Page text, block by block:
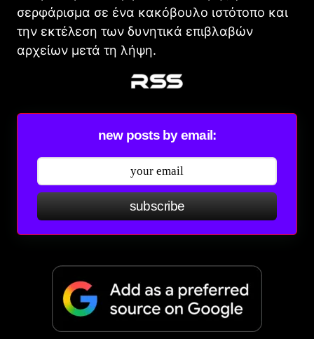
σερφάρισμα σε ένα κακόβουλο ιστότοπο και
την εκτέλεση των δυνητικά επιβλαβών
αρχείων μετά τη λήψη.
new posts by email:
subscribe